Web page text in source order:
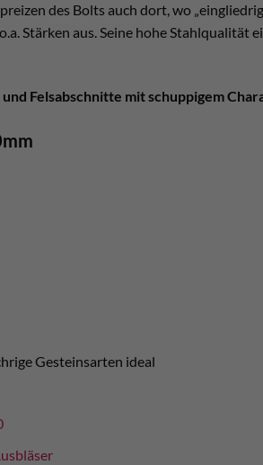
des Bolts auch dort, wo
Stärken aus. Seine hohe Stahlqualität
Felsabschnitte mit schuppigem
Gesteinsarten ideal